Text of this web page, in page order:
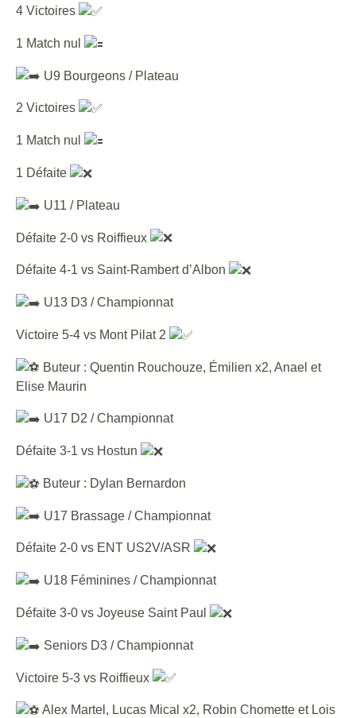
4 Victoires
1 Match nul
U9 Bourgeons / Plateau
2 Victoires
1 Match nul
1 Défaite
U11 / Plateau
Défaite 2-0 vs Roiffieux
Défaite 4-1 vs Saint-Rambert d’Albon
U13 D3 / Championnat
Victoire 5-4 vs Mont Pilat 2
Buteur : Quentin Rouchouze, Émilien x2, Anael et
Elise Maurin
U17 D2 / Championnat
Défaite 3-1 vs Hostun
Buteur : Dylan Bernardon
U17 Brassage / Championnat
Défaite 2-0 vs ENT US2V/ASR
U18 Féminines / Championnat
Défaite 3-0 vs Joyeuse Saint Paul
Seniors D3 / Championnat
Victoire 5-3 vs Roiffieux
Alex Martel, Lucas Mical x2, Robin Chomette et Lois